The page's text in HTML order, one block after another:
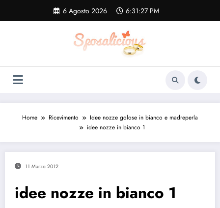
contenuto
6 Agosto 2026 6:31:28 PM
Home Ricevimento
Idee nozze golose in bianco e madreperla
idee nozze in bianco 1
11 Marzo 2012
idee nozze in bianco 1